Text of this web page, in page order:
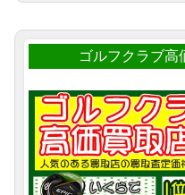
ゴルフクラブ高